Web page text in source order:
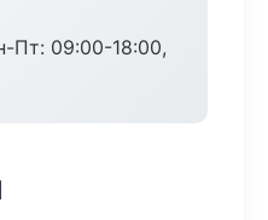
Пт: 09:00-18:00,